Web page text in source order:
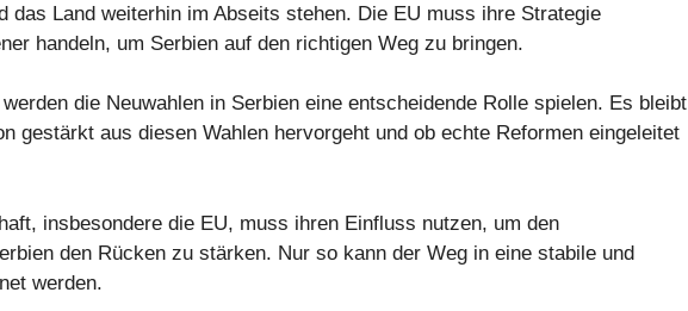
das Land weiterhin im Abseits stehen. Die EU muss ihre Strategie
handeln, um Serbien auf den richtigen Weg zu bringen.
die Neuwahlen in Serbien eine entscheidende Rolle spielen. Es bleibt
gestärkt aus diesen Wahlen hervorgeht und ob echte Reformen eingeleitet
insbesondere die EU, muss ihren Einfluss nutzen, um den
den Rücken zu stärken. Nur so kann der Weg in eine stabile und
werden.